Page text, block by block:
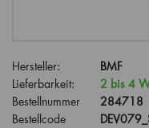
Hersteller:
BMF
Lieferbarkeit:
2 bis 4
Bestellnummer
284718
Bestellcode